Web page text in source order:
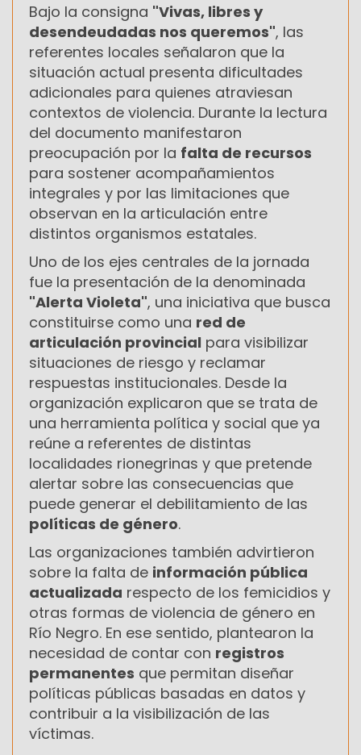
Bajo la consigna "Vivas, libres y
desendeudadas nos queremos", las
referentes locales señalaron que la
situación actual presenta dificultades
adicionales para quienes atraviesan
contextos de violencia. Durante la lectura
del documento manifestaron
preocupación por la falta de recursos
para sostener acompañamientos
integrales y por las limitaciones que
observan en la articulación entre
distintos organismos estatales.
Uno de los ejes centrales de la jornada
fue la presentación de la denominada
"Alerta Violeta", una iniciativa que busca
constituirse como una red de
articulación provincial para visibilizar
situaciones de riesgo y reclamar
respuestas institucionales. Desde la
organización explicaron que se trata de
una herramienta política y social que ya
reúne a referentes de distintas
localidades rionegrinas y que pretende
alertar sobre las consecuencias que
puede generar el debilitamiento de las
políticas de género.
Las organizaciones también advirtieron
sobre la falta de información pública
actualizada respecto de los femicidios y
otras formas de violencia de género en
Río Negro. En ese sentido, plantearon la
necesidad de contar con registros
permanentes que permitan diseñar
políticas públicas basadas en datos y
contribuir a la visibilización de las
víctimas.